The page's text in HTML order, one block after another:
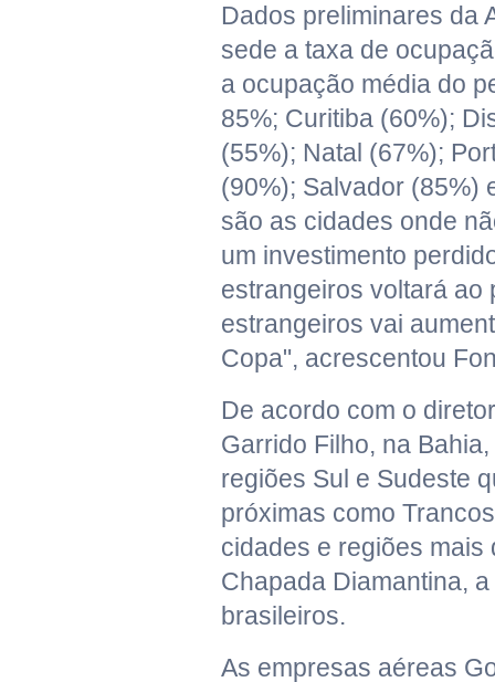
Dados preliminares da
sede a taxa de
a ocupação média do
85%; Curitiba (60%);
(55%); Natal (67%);
(90%); Salvador (85%)
são as cidades onde
um investimento
estrangeiros voltará ao
estrangeiros vai
Copa", acrescentou
De acordo com o
Garrido Filho, na
regiões Sul e Sudeste
próximas como
cidades e regiões mais
Chapada Diamantina,
brasileiros.
As empresas aéreas